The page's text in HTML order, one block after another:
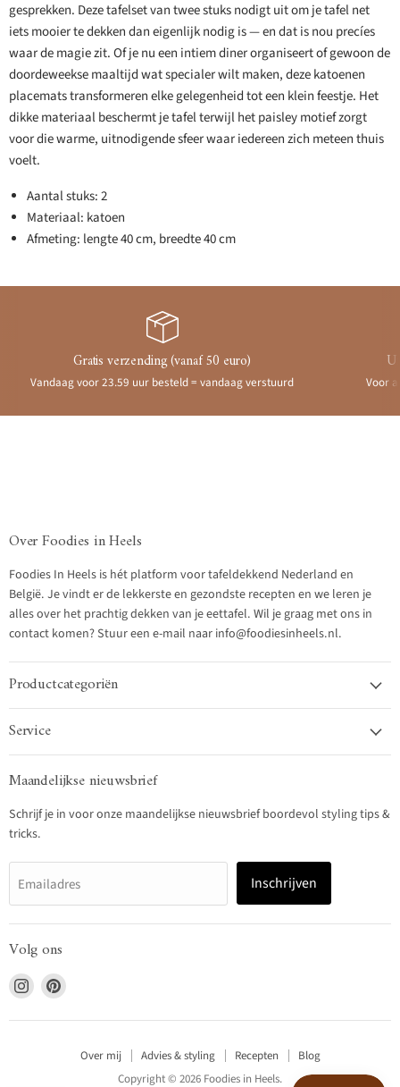
gesprekken. Deze tafelset van twee stuks nodigt uit om je tafel net
iets mooier te dekken dan eigenlijk nodig is — en dat is nou precíes
waar de magie zit. Of je nu een intiem diner organiseert of gewoon de
doordeweekse maaltijd wat specialer wilt maken, deze katoenen
placemats transformeren elke gelegenheid tot een klein feestje. Het
dikke materiaal beschermt je tafel terwijl het paisley motief zorgt
voor die warme, uitnodigende sfeer waar iedereen zich meteen thuis
voelt.
Aantal stuks: 2
Materiaal: katoen
Afmeting: lengte 40 cm, breedte 40 cm
Gratis verzending (vanaf 50 euro)
Vandaag voor 23.59 uur besteld = vandaag verstuurd Voor
Over Foodies in Heels
Foodies In Heels is hét platform voor tafeldekkend Nederland en
België. Je vindt er de lekkerste en gezondste recepten en we leren je
alles over het prachtig dekken van je eettafel. Wil je graag met ons in
contact komen? Stuur een e-mail naar info@foodiesinheels.nl.
Productcategoriën
Service
Maandelijkse nieuwsbrief
Schrijf je in voor onze maandelijkse nieuwsbrief boordevol styling tips &
tricks.
Emailadres Inschrijven
Volg ons
Vind
ons
op
Vind
op
Over mij Advies & styling Recepten
Blog
Copyright © 2026 Foodies in Heels.